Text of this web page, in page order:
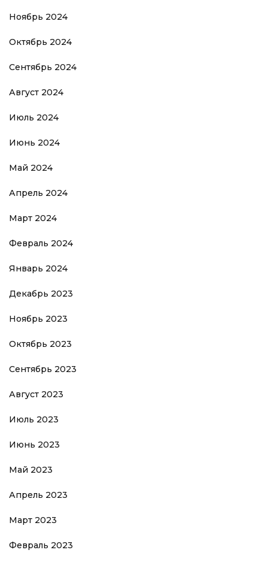
Ноябрь 2024
Октябрь 2024
Сентябрь 2024
Август 2024
Июль 2024
Июнь 2024
Май 2024
Апрель 2024
Март 2024
Февраль 2024
Январь 2024
Декабрь 2023
Ноябрь 2023
Октябрь 2023
Сентябрь 2023
Август 2023
Июль 2023
Июнь 2023
Май 2023
Апрель 2023
Март 2023
Февраль 2023